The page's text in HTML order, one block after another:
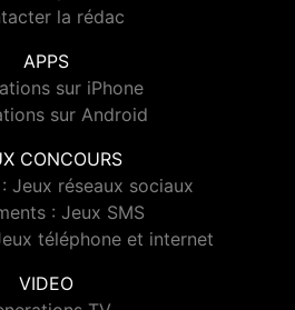
la rédac
APPS
sur iPhone
sur Android
CONCOURS
Jeux réseaux sociaux
: Jeux SMS
téléphone et internet
VIDEO